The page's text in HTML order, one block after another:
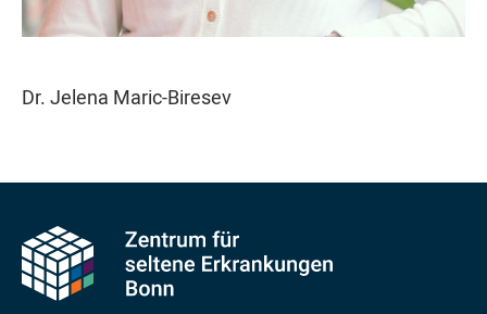
Dr. Jelena Maric-Biresev